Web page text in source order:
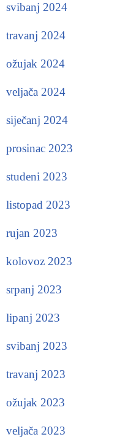
svibanj 2024
travanj 2024
ožujak 2024
veljača 2024
siječanj 2024
prosinac 2023
studeni 2023
listopad 2023
rujan 2023
kolovoz 2023
srpanj 2023
lipanj 2023
svibanj 2023
travanj 2023
ožujak 2023
veljača 2023